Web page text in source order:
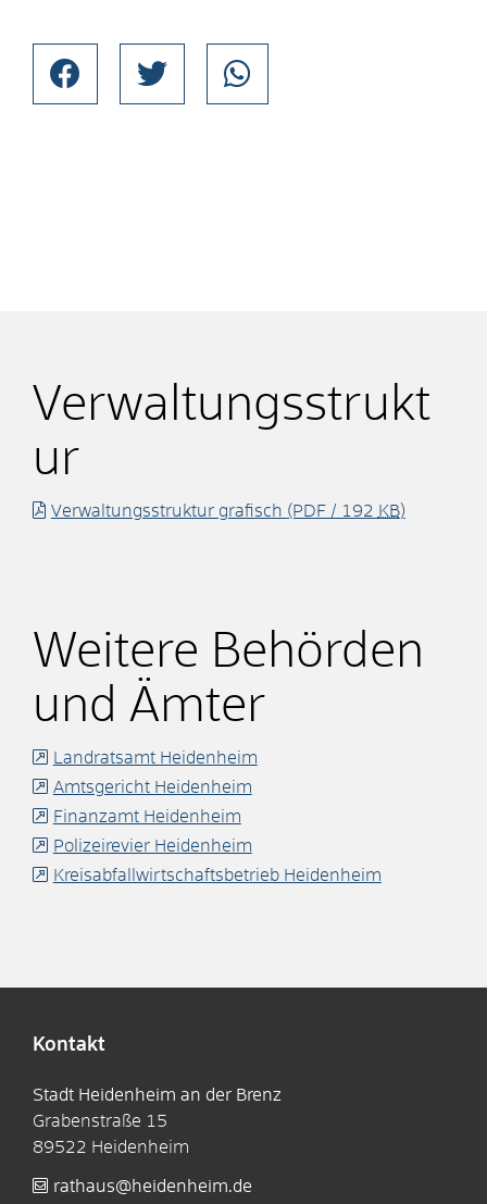
Verwaltungsstrukt
ur
Verwaltungsstruktur grafisch (PDF / 192 KB)
Weitere Behörden
und Ämter
Landratsamt Heidenheim
Amtsgericht Heidenheim
Finanzamt Heidenheim
Polizeirevier Heidenheim
Kreisabfallwirtschaftsbetrieb Heidenheim
Kontakt
Stadt Heidenheim an der Brenz
Grabenstraße 15
89522 Heidenheim
rathaus@heidenheim.de